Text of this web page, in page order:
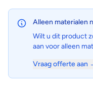
Alleen materialen
Wilt u dit product
aan voor alleen
Vraag offerte aan